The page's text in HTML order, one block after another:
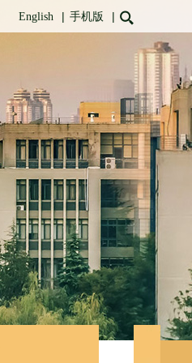
English | 手机版 |